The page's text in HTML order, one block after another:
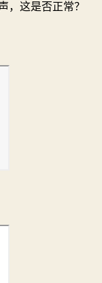
，这是否正常？